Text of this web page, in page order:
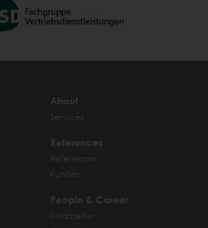
About
Services
References
Referenzen
Kunden
People & Career
Mitarbeiter